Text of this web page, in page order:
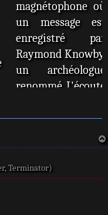
magnétophone où
un message est
enregistré par
Raymond Knowby,
un archéologue
renommé. L'écoute
Ash réanime les
esprits maléfiques
possède sa petite-
amie. Il la retrouve
Terminator)